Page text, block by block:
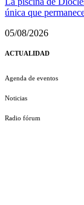
única que
05/08/2026
ACTUALIDAD
Agenda de eventos
Noticias
Radio fórum